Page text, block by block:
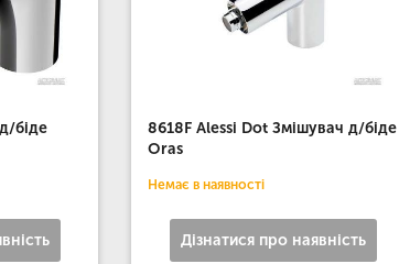
біде
8618F Alessi Dot Змішувач д/біде
Oras
Немає в наявності
Дізнатися про наявність